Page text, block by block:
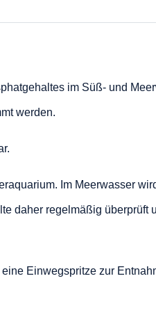
im Süß- und
werden.
Im Meerwasser
daher regelmäßig überprüft
Einwegspritze zur